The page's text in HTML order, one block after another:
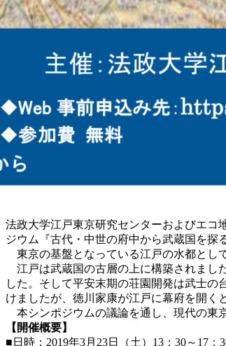
法政大学江戸東京研究センターおよびエコ
ジウム『古代・中世の府中から武蔵国を探
東京の基盤となっている江戸の水都とし
江戸は武蔵国の古層の上に構築されまし
した。そして平安末期の荘園開発は武士
けましたが、徳川家康が江戸に幕府を開く
本シンポジウムの議論を通し、現代の東
【開催概要】
■日時：2019年3月23日（土）13：30～17：